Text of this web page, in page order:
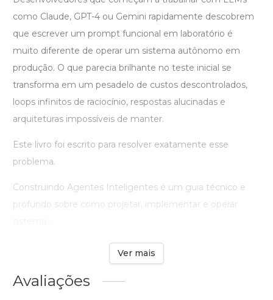
como Claude, GPT-4 ou Gemini rapidamente descobrem
que escrever um prompt funcional em laboratório é
muito diferente de operar um sistema autônomo em
produção. O que parecia brilhante no teste inicial se
transforma em um pesadelo de custos descontrolados,
loops infinitos de raciocínio, respostas alucinadas e
arquiteturas impossíveis de manter.
Este livro foi escrito para resolver exatamente esse
problema.
Construindo Agentes Inteligentes é um guia técnico e
profundo sobre como projetar, implementar e operar
Ver mais
Avaliações